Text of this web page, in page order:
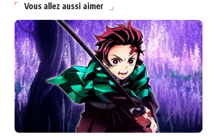
Vous allez aussi aimer